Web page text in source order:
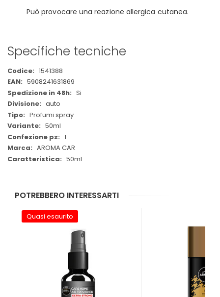
Può provocare una reazione allergica cutanea.
Specifiche tecniche
Maggiori
Informazioni
1541388
5908241631869
Si
auto
Profumi spray
50ml
1
AROMA CAR
50ml
POTREBBERO INTERESSARTI
Quasi esaurito